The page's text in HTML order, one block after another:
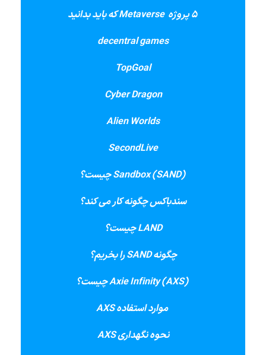
5 پروژه
Metaverseکه باید بدانید
decentral games
TopGoal
Cyber Dragon
Alien Worlds
SecondLive
Sandbox (SAND) چیست؟
سندباکس چگونه کار می کند؟
LANDچیست؟
چگونهSANDرا بخریم؟
Axie Infinity (AXS) چیست؟
موارد استفادهAXS
نحوه نگهداریAXS